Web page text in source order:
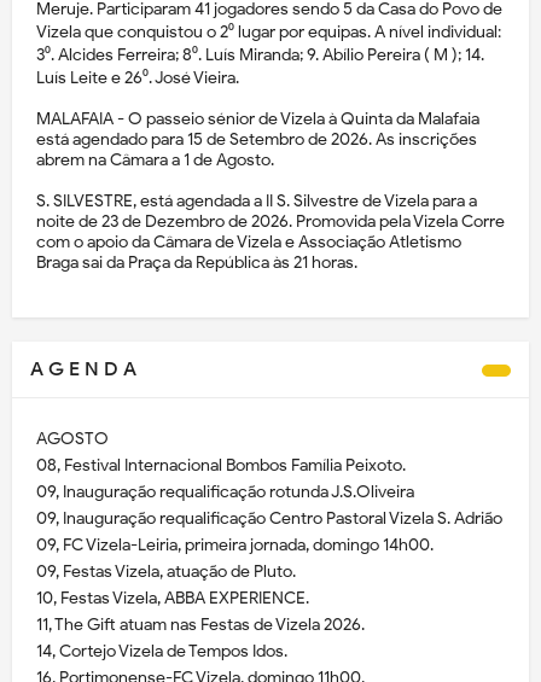
Meruje. Participaram 41 jogadores sendo 5 da Casa do Povo de
Vizela que conquistou o 2⁰ lugar por equipas. A nível individual:
3⁰. Alcides Ferreira; 8⁰. Luís Miranda; 9. Abílio Pereira ( M ); 14.
Luís Leite e 26⁰. José Vieira.
MALAFAIA - O passeio sénior de Vizela à Quinta da Malafaia
está agendado para 15 de Setembro de 2026. As inscrições
abrem na Câmara a 1 de Agosto.
S. SILVESTRE, está agendada a II S. Silvestre de Vizela para a
noite de 23 de Dezembro de 2026. Promovida pela Vizela Corre
com o apoio da Câmara de Vizela e Associação Atletismo
Braga sai da Praça da República às 21 horas.
A G E N D A
AGOSTO
08, Festival Internacional Bombos Família Peixoto.
09, Inauguração requalificação rotunda J.S.Oliveira
09, Inauguração requalificação Centro Pastoral Vizela S. Adrião
09, FC Vizela-Leiria, primeira jornada, domingo 14h00.
09, Festas Vizela, atuação de Pluto.
10, Festas Vizela, ABBA EXPERIENCE.
11, The Gift atuam nas Festas de Vizela 2026.
14, Cortejo Vizela de Tempos Idos.
16, Portimonense-FC Vizela, domingo 11h00,